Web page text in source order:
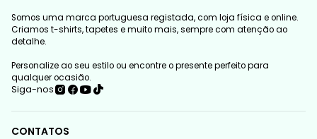
Somos uma marca portuguesa registada, com loja física e online.
Criamos t-shirts, tapetes e muito mais, sempre com atenção ao
detalhe.
Personalize ao seu estilo ou encontre o presente perfeito para
qualquer ocasião.
Siga-nos
CONTATOS